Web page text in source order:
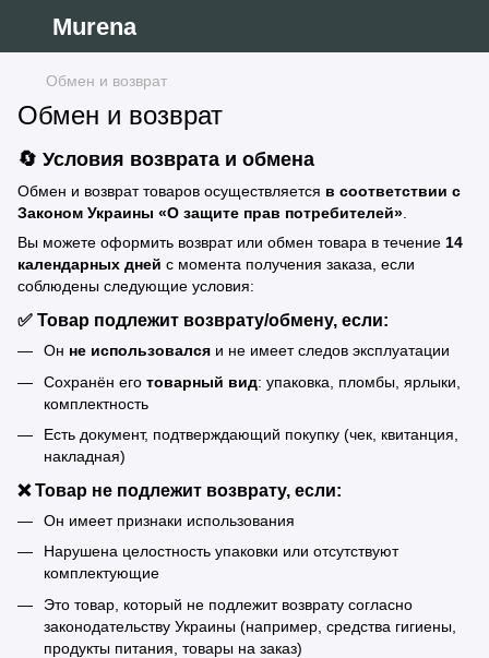
Murena
Обмен и возврат
Обмен и возврат
🔄 Условия возврата и обмена
Обмен и возврат товаров осуществляется в соответствии с
Законом Украины «О защите прав потребителей».
Вы можете оформить возврат или обмен товара в течение 14
календарных дней с момента получения заказа, если
соблюдены следующие условия:
✅ Товар подлежит возврату/обмену, если:
Он не использовался и не имеет следов эксплуатации
Сохранён его товарный вид: упаковка, пломбы, ярлыки,
комплектность
Есть документ, подтверждающий покупку (чек, квитанция,
накладная)
❌ Товар не подлежит возврату, если:
Он имеет признаки использования
Нарушена целостность упаковки или отсутствуют
комплектующие
Это товар, который не подлежит возврату согласно
законодательству Украины (например, средства гигиены,
продукты питания, товары на заказ)